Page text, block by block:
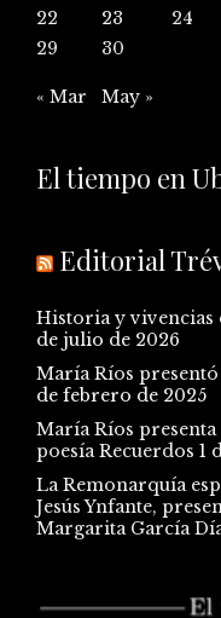
22
23 24
29
30
« Mar May »
El tiempo en
Editorial
Historia y vivencias
de julio de 2026
María Ríos
de febrero de 2025
María Ríos
poesía Recuerdos 1
La Remonarquía
Jesús Ynfante,
Margarita García